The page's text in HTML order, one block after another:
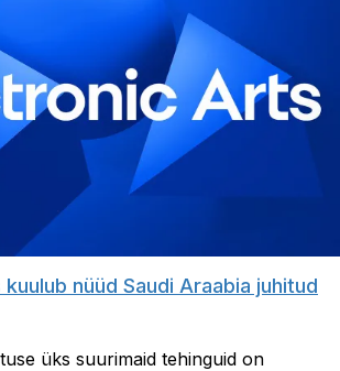
nüüd Saudi Araabia juhitud
üks suurimaid tehinguid on